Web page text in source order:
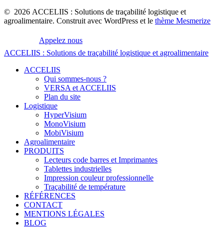
© 2026 ACCELIIS : Solutions de traçabilité logistique et
agroalimentaire. Construit avec WordPress et le thème Mesmerize
Appelez nous
ACCELIIS : Solutions de traçabilité logistique etagroalimentaire
ACCELIIS
Qui sommes-nous ?
VERSA et ACCELIIS
Plan du site
Logistique
HyperVisium
MonoVisium
MobiVisium
Agroalimentaire
PRODUITS
Lecteurs code barres et Imprimantes
Tablettes industrielles
Impression couleur professionnelle
Traçabilité de température
RÉFÉRENCES
CONTACT
MENTIONS LÉGALES
BLOG